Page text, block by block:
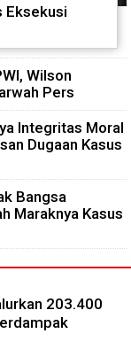
Eksekusi
Wilson
Pers
Integritas Moral
Dugaan Kasus
Bangsa
Maraknya Kasus
203.400